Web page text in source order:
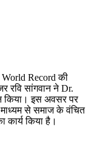
Record की
रवि सांगवान ने Dr.
किया। इस अवसर पर
से समाज के वंचित
कार्य किया है।